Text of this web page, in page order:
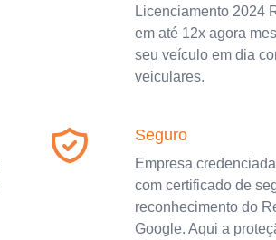
Licenciamento 2024
em até 12x agora
seu veículo em dia
veiculares.
Seguro
Empresa
com certificado de
reconhecimento do
Google. Aqui a